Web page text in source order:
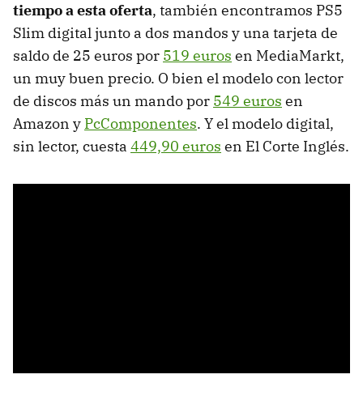
tiempo a esta oferta, también encontramos PS5
Slim digital junto a dos mandos y una tarjeta de
saldo de 25 euros por 519 euros en MediaMarkt,
un muy buen precio. O bien el modelo con lector
de discos más un mando por 549 euros en
Amazon y PcComponentes. Y el modelo digital,
sin lector, cuesta 449,90 euros en El Corte Inglés.